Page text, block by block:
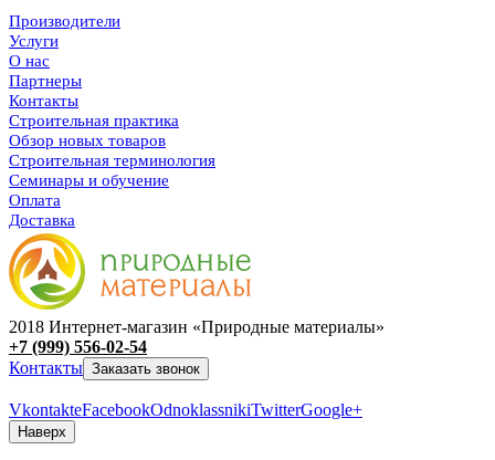
Производители
Услуги
О нас
Партнеры
Контакты
Строительная практика
Обзор новых товаров
Строительная терминология
Семинары и обучение
Оплата
Доставка
2018 Интернет-магазин «Природные материалы»
+7 (999) 556-02-54
Контакты Заказать звонок
VkontakteFacebookOdnoklassnikiTwitterGoogle+
Наверх